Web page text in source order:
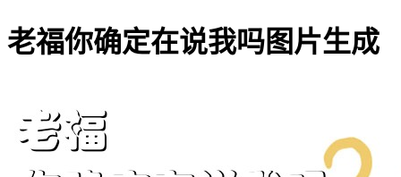
老福你确定在说我吗图片生成